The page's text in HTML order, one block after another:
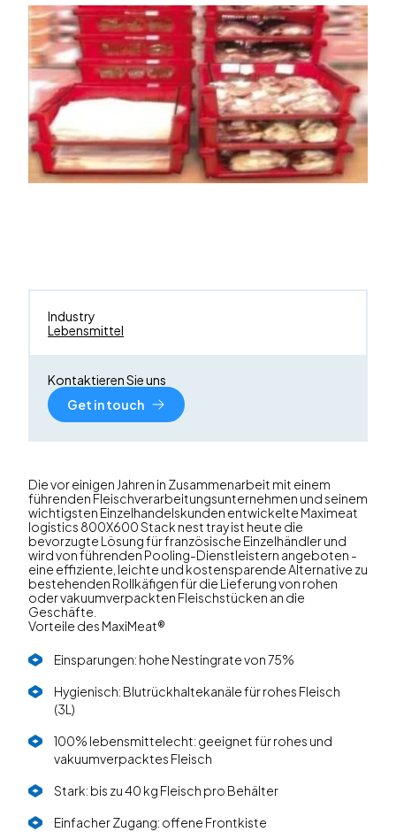
Industry
Lebensmittel
Kontaktieren Sie uns
Get in touch
Die vor einigen Jahren in Zusammenarbeit mit einem
führenden Fleischverarbeitungsunternehmen und seinem
wichtigsten Einzelhandelskunden entwickelte Maximeat
logistics 800X600 Stack nest tray ist heute die
bevorzugte Lösung für französische Einzelhändler und
wird von führenden Pooling-Dienstleistern angeboten -
eine effiziente, leichte und kostensparende Alternative zu
bestehenden Rollkäfigen für die Lieferung von rohen
oder vakuumverpackten Fleischstücken an die
Geschäfte.
Vorteile des MaxiMeat®
Einsparungen: hohe Nestingrate von 75%
Hygienisch: Blutrückhaltekanäle für rohes Fleisch
(3L)
100% lebensmittelecht: geeignet für rohes und
vakuumverpacktes Fleisch
Stark: bis zu 40 kg Fleisch pro Behälter
Einfacher Zugang: offene Frontkiste